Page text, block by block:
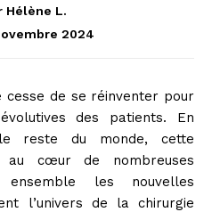
Hélène L.
2024
cesse de se réinventer pour
des patients. En
reste du monde, cette
au cœur de nombreuses
ensemble les nouvelles
l’univers de la chirurgie